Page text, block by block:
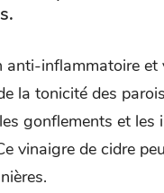
anti-inflammatoire et
la tonicité des
gonflements et les
vinaigre de cidre